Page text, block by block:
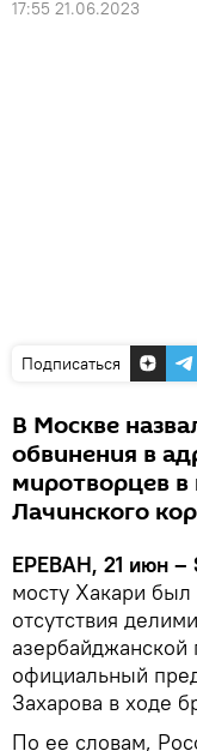
17:55 21.06.2023
Подписаться
В Москве
обвинения в
миротворцев в
Лачинского
ЕРЕВАН, 21 июн –
мосту Хакари
отсутствия
официальный
Захарова в ходе
По ее словам,